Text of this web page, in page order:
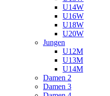
U14W
U16W
U18W
U20W
Jungen
U12M
U13M
U14M
Damen 2
Damen 3